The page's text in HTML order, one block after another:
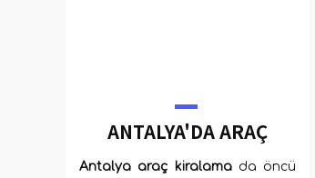
ANTALYA'DA ARAÇ
KIRALAMA
Antalya araç kiralamada öncü